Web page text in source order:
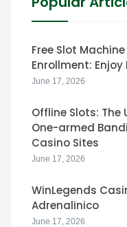
Free Slot
Enrollment:
June 17, 2026
Offline Slots:
One-armed
Casino Sites
June 17, 2026
WinLegends
Adrenalinico
June 17, 2026